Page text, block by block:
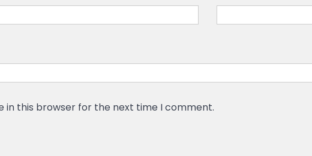
in this browser for the next time I comment.